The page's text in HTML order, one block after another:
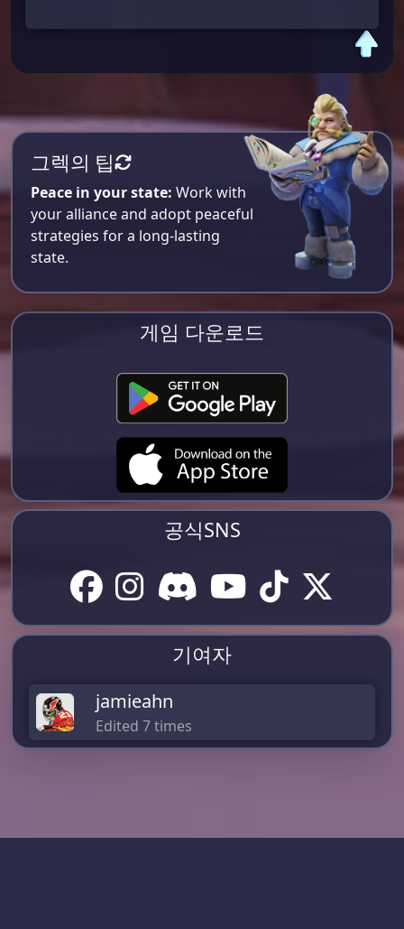
그렉의 팁
Peace in your state: Work with
your alliance and adopt peaceful
strategies for a long-lasting
state.
게임 다운로드
공식SNS
기여자
jamieahn
Edited 7 times